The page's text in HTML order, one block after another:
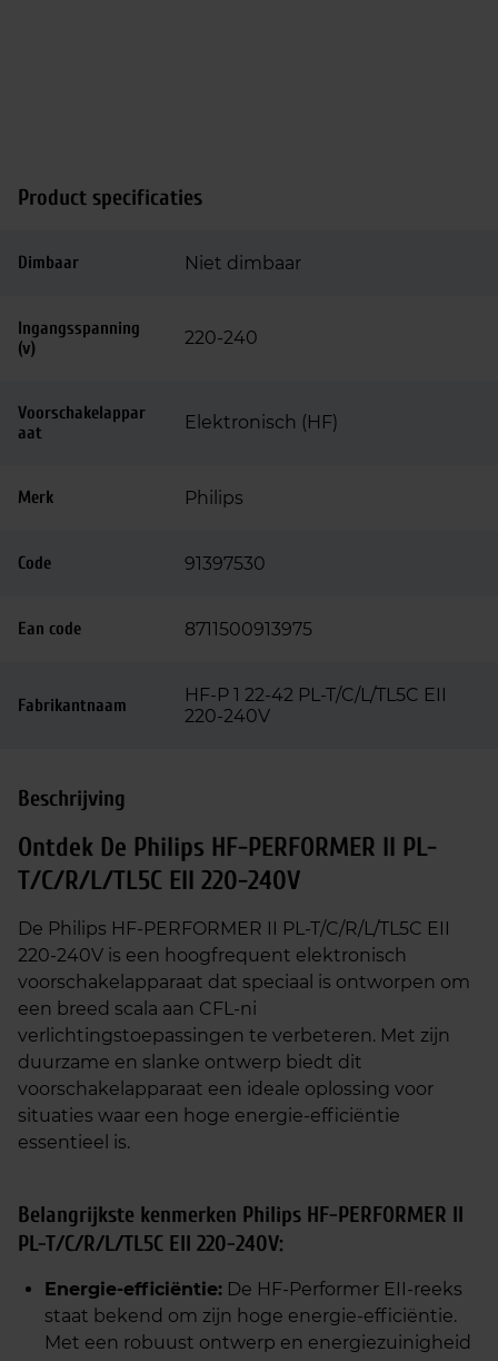
Product specificaties
Dimbaar Niet dimbaar
Ingangsspanning
(v)
220-240
Voorschakelappar
aat
Elektronisch (HF)
Merk Philips
Code 91397530
Ean code 8711500913975
Fabrikantnaam
HF-P 1 22-42 PL-T/C/L/TL5C EII
220-240V
Beschrijving
Ontdek De Philips HF-PERFORMER II PL-
T/C/R/L/TL5C EII 220-240V
De Philips HF-PERFORMER II PL-T/C/R/L/TL5C EII
220-240V is een hoogfrequent elektronisch
voorschakelapparaat dat speciaal is ontworpen om
een breed scala aan CFL-ni
verlichtingstoepassingen te verbeteren. Met zijn
duurzame en slanke ontwerp biedt dit
voorschakelapparaat een ideale oplossing voor
situaties waar een hoge energie-efficiëntie
essentieel is.
Belangrijkste kenmerken Philips HF-PERFORMER II
PL-T/C/R/L/TL5C EII 220-240V:
Energie-efficiëntie: De HF-Performer EII-reeks
staat bekend om zijn hoge energie-efficiëntie.
Met een robuust ontwerp en energiezuinigheid